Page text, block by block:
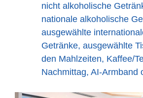
nicht alkoholische
nationale alkoholische
ausgewählte
Getränke, ausgewählte
den Mahlzeiten, Kaffee/
Nachmittag, AI-Armband